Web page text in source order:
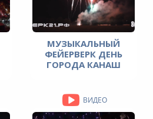
МУЗЫКАЛЬНЫЙ
ФЕЙЕРВЕРК ДЕНЬ
ГОРОДА КАНАШ
ВИДЕО